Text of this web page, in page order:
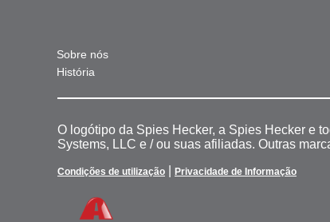
Sobre nós
História
O logótipo da Spies Hecker, a Spies Hecker e
Systems, LLC e / ou suas afiliadas. Outras
Condições de utilização Privacidade de Informação